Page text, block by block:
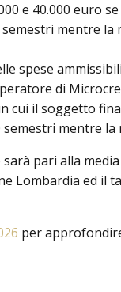
e 40.000 euro
mentre
spese
di
cui il soggetto
mentre
pari alla
Lombardia ed il
per